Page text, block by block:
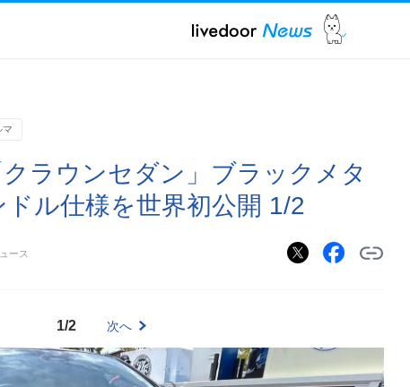
マ
クラウンセダン」ブラックメタ
ドル仕様を世界初公開 1/2
ース
1/2 次へ